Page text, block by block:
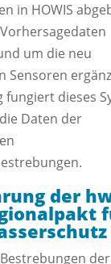
in HOWIS
um die neu
Sensoren
fungiert dieses
Daten der
der